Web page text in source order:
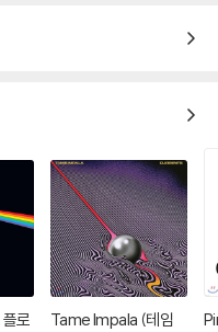
로
Tame Impala (테임